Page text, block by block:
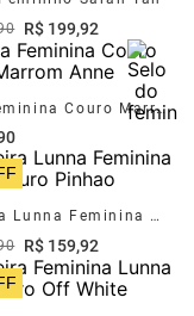
R$ 199,92
Bota Feminina Couro Marrom Anne
Rasteira Lunna Feminina Couro Pinhao
R$ 159,92